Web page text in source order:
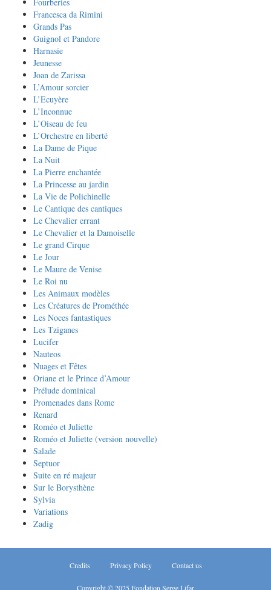
Francesca da Rimini
Grands Pas
Guignol et Pandore
Harnasie
Jeunesse
Joan de Zarissa
L’Amour sorcier
L’Ecuyère
L’Inconnue
L’Oiseau de feu
L’Orchestre en liberté
La Dame de Pique
La Nuit
La Pierre enchantée
La Princesse au jardin
La Vie de Polichinelle
Le Cantique des cantiques
Le Chevalier errant
Le Chevalier et la Damoiselle
Le grand Cirque
Le Jour
Le Maure de Venise
Le Roi nu
Les Animaux modèles
Les Créatures de Prométhée
Les Noces fantastiques
Les Tziganes
Lucifer
Nauteos
Nuages et Fêtes
Oriane et le Prince d’Amour
Prélude dominical
Promenades dans Rome
Renard
Roméo et Juliette
Roméo et Juliette (version nouvelle)
Salade
Septuor
Suite en ré majeur
Sur le Borysthène
Sylvia
Variations
Zadig
Credits Privacy Policy Contact us
Copyright © 2025 Fondation Serge Lifar